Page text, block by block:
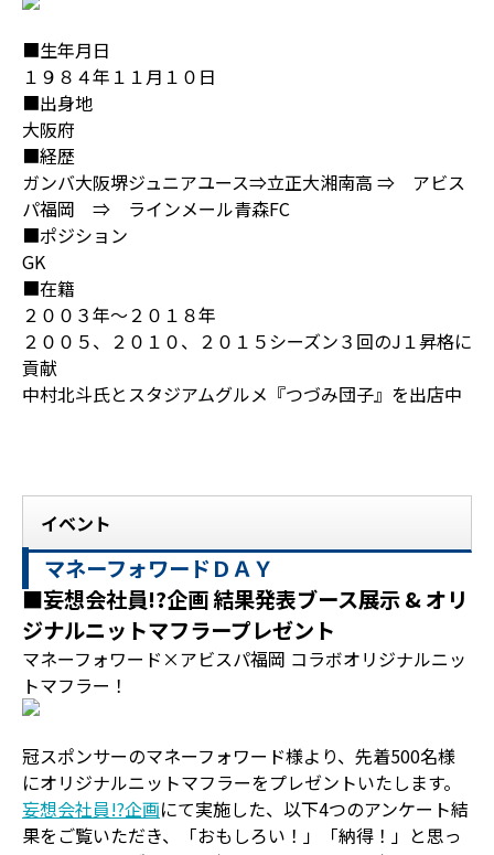
■生年月日
１９８４年１１月１０日
■出身地
大阪府
■経歴
ガンバ大阪堺ジュニアユース⇒立正大湘南高 ⇒ アビス
パ福岡 ⇒ ラインメール青森FC
■ポジション
GK
■在籍
２００３年～２０１８年
２００５、２０１０、２０１５シーズン３回のJ１昇格に
貢献
中村北斗氏とスタジアムグルメ『つづみ団子』を出店中
イベント
マネーフォワードＤＡＹ
■妄想会社員!?企画 結果発表ブース展示 & オリ
ジナルニットマフラープレゼント
マネーフォワード×アビスパ福岡 コラボオリジナルニッ
トマフラー！
冠スポンサーのマネーフォワード様より、先着500名様
にオリジナルニットマフラーをプレゼントいたします。
妄想会社員!?企画にて実施した、以下4つのアンケート結
果をご覧いただき、「おもしろい！」「納得！」と思っ